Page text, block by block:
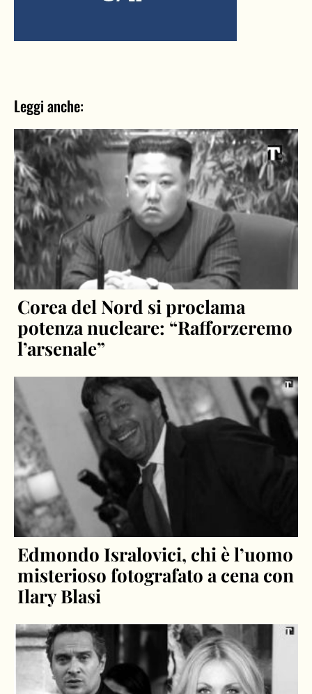
Leggi anche:
Corea del Nord si proclama
potenza nucleare: “Rafforzeremo
l’arsenale”
Edmondo Isralovici, chi è l’uomo
misterioso fotografato a cena con
Ilary Blasi